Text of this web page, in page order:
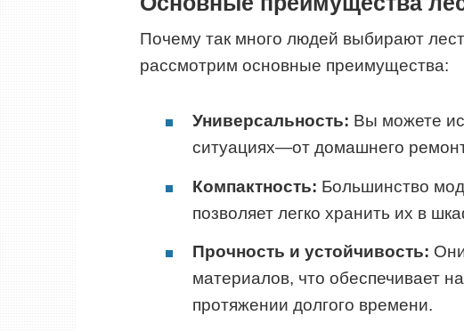
Почему так много людей выбирают
рассмотрим основные преимущества:
Универсальность: Вы можете
ситуациях—от домашнего
Компактность: Большинство
позволяет легко хранить их в
Прочность и устойчивость:
материалов, что обеспечивает
протяжении долгого времени.